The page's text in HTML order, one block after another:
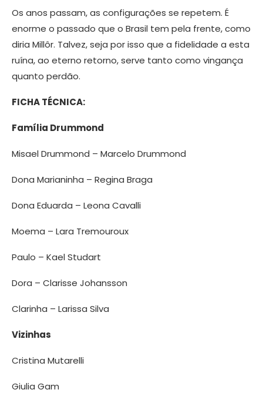
Os anos passam, as configurações se repetem. É
enorme o passado que o Brasil tem pela frente, como
diria Millôr. Talvez, seja por isso que a fidelidade a esta
ruína, ao eterno retorno, serve tanto como vingança
quanto perdão.
FICHA TÉCNICA:
Família Drummond
Misael Drummond – Marcelo Drummond
Dona Marianinha – Regina Braga
Dona Eduarda – Leona Cavalli
Moema – Lara Tremouroux
Paulo – Kael Studart
Dora – Clarisse Johansson
Clarinha – Larissa Silva
Vizinhas
Cristina Mutarelli
Giulia Gam